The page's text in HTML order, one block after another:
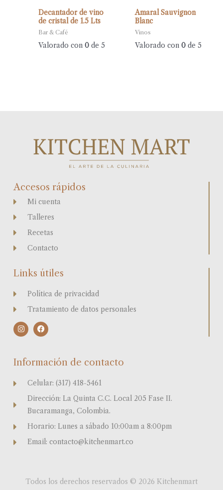
Decantador de vino
de cristal de 1.5 Lts
Bar & Café
Valorado con0 de 5
Amaral Sauvignon
Blanc
Vinos
Valorado con 0de 5
Accesos rápidos
Mi cuenta
Talleres
Recetas
Contacto
Links útiles
Política de privacidad
Tratamiento de datos personales
I
n
s
g
F
a
c
o
k
Información de contacto
Celular: (317) 418-5461
Dirección: La Quinta C.C. Local 205 Fase II.
Bucaramanga, Colombia.
Horario: Lunes a sábado 10:00am a 8:00pm
Email: contacto@kitchenmart.co
Todos los derechos reservados © 2026 Kitchenmart